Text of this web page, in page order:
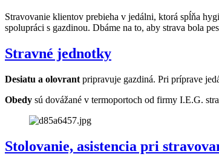
Stravovanie klientov prebieha v jedálni, ktorá spĺňa
spolupráci s gazdinou. Dbáme na to, aby strava bola
Stravné jednotky
Desiatu a olovrant pripravuje gazdiná. Pri príprave
Obedy sú dovážané v termoportoch od firmy I.E.G.
Stolovanie, asistencia pri